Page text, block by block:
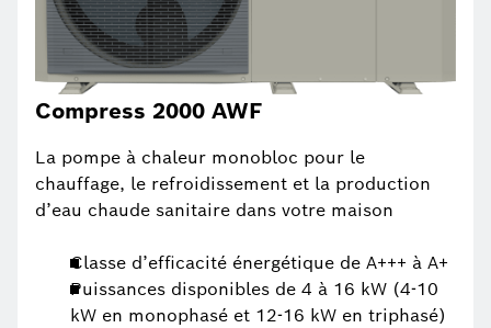
Compress 2000 AWF
La pompe à chaleur monobloc pour le
chauffage, le refroidissement et la production
d’eau chaude sanitaire dans votre maison
Classe d’efficacité énergétique de A+++ à A+
Puissances disponibles de 4 à 16 kW (4-10
kW en monophasé et 12-16 kW en triphasé)